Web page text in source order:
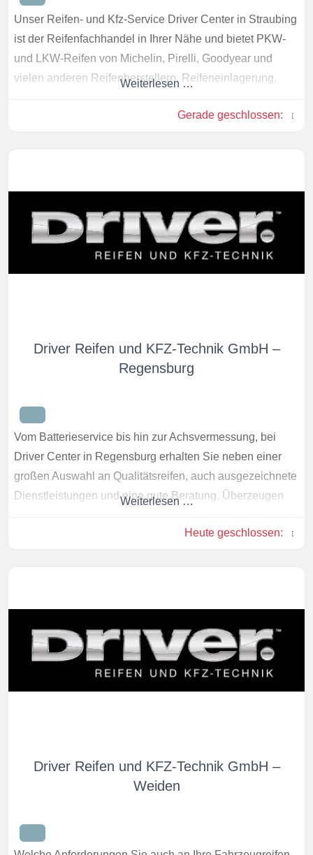
Unser Reifen- und Kfz-Service Driver Center in Straubing
ist der Reifenfachhandel in Ihrer Nähe und bietet PKW-
und LKW-Reifen von Michelin, Pirelli, Goodyear und
vielen anderen Reifenherstellern. Reifeneinlagerung,
Stoßdämpferservice gehören zu unserem
Weiterlesen …
Gerade geschlossen:
Driver Reifen und KFZ-Technik GmbH –
Regensburg
Vom Batterieservice bis hin zur Achsvermessung, bei
Driver Center in Regensburg erhalten Sie neben einer
großen Auswahl an Qualitätsreifen, auch ausgezeichnete
Dienstleistungen und eine gute Beratung. Überzeugen
Weiterlesen …
Heute geschlossen:
Driver Reifen und KFZ-Technik GmbH –
Weiden